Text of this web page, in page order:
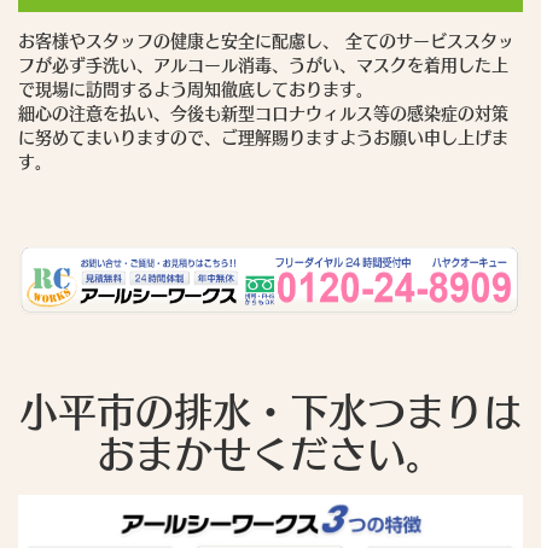
お客様やスタッフの健康と安全に配慮し、 全てのサービススタッ
フが必ず手洗い、アルコール消毒、うがい、マスクを着用した上
で現場に訪問するよう周知徹底しております。
細心の注意を払い、今後も新型コロナウィルス等の感染症の対策
に努めてまいりますので、ご理解賜りますようお願い申し上げま
す。
小平市の排水・下水つまりは
おまかせください。